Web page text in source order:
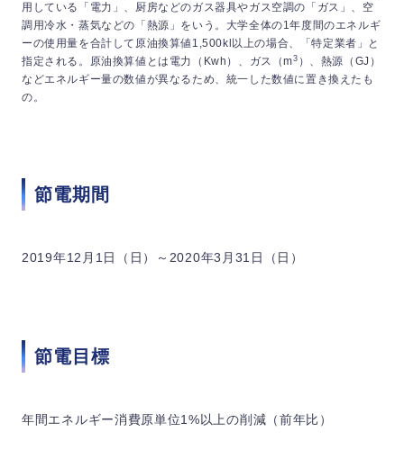
用している「電力」、厨房などのガス器具やガス空調の「ガス」、空
調用冷水・蒸気などの「熱源」をいう。大学全体の1年度間のエネルギ
ーの使用量を合計して原油換算値1,500kl以上の場合、「特定業者」と
指定される。原油換算値とは電力（Kwh）、ガス（m3 ）、熱源（GJ）
などエネルギー量の数値が異なるため、統一した数値に置き換えたも
の。
節電期間
2019年12月1日（日）～2020年3月31日（日）
節電目標
年間エネルギー消費原単位1%以上の削減（前年比）